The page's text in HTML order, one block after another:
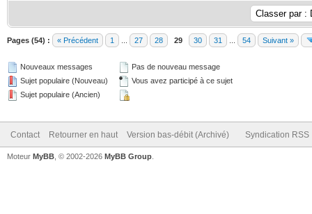
Pages (54) : « Précédent 1 27 28 29 30 31 54 Suivant »
Nouveaux messages
Sujet populaire (Nouveau)
Sujet populaire (Ancien)
Pas de nouveau message
Vous avez participé à ce sujet
Contact Retourner en haut Version bas-débit (Archivé) Syndication RSS
Moteur MyBB , © 2002-2026 MyBB Group